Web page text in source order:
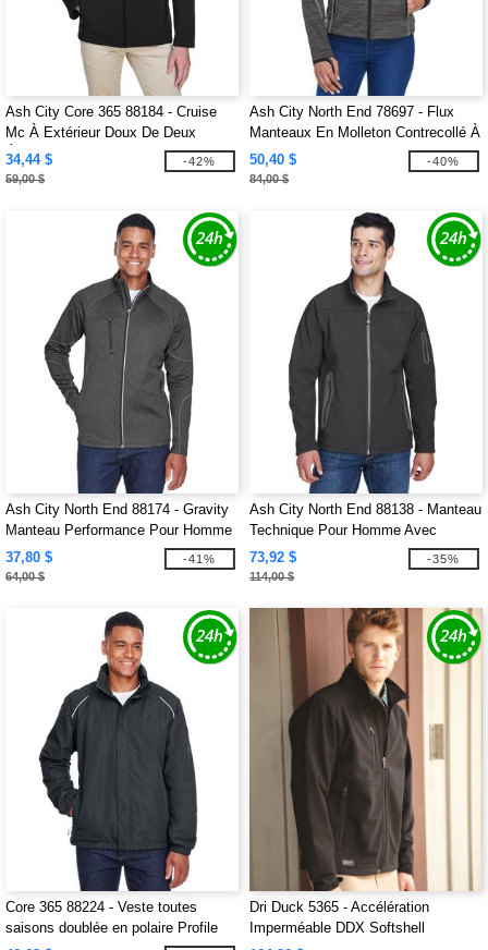
Ash City Core 365 88184 - Cruise
Mc À Extérieur Doux De Deux
Épaisseurs
34,44 $
59,00 $
-42%
Ash City North End 78697 - Flux
Manteaux En Molleton Contrecollé À
Motif Mélangé Pour Femme
50,40 $
84,00 $
-40%
Ash City North End 88174 - Gravity
Manteau Performance Pour Homme
En Molleton
37,80 $
64,00 $
-41%
Ash City North End 88138 - Manteau
Technique Pour Homme Avec
Extérieur Doux
73,92 $
114,00 $
-35%
Core 365 88224 - Veste toutes
saisons doublée en polaire Profile
Dri Duck 5365 - Accélération
Imperméable DDX Softshell